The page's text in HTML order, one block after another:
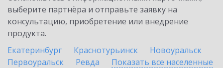
выберите партнёра и отправьте заявку на
консультацию, приобретение или внедрение
продукта.
Екатеринбург
Краснотурьинск
Новоуральск
Первоуральск
Ревда
Показать все населенные